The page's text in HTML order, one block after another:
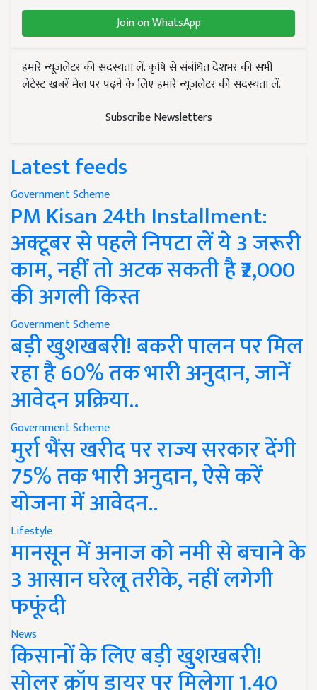
Join on WhatsApp
हमारे न्यूज़लेटर की सदस्यता लें. कृषि से संबंधित देशभर की सभी
लेटेस्ट ख़बरें मेल पर पढ़ने के लिए हमारे न्यूज़लेटर की सदस्यता लें.
Subscribe Newsletters
Latest feeds
Government Scheme
PM Kisan 24th Installment:
अक्टूबर से पहले निपटा लें ये 3 जरूरी
काम, नहीं तो अटक सकती है ₹2,000
की अगली किस्त
Government Scheme
बड़ी खुशखबरी! बकरी पालन पर मिल
रहा है 60% तक भारी अनुदान, जानें
आवेदन प्रक्रिया..
Government Scheme
मुर्रा भैंस खरीद पर राज्य सरकार देंगी
75% तक भारी अनुदान, ऐसे करें
योजना में आवेदन..
Lifestyle
मानसून में अनाज को नमी से बचाने के
3 आसान घरेलू तरीके, नहीं लगेगी
फफूंदी
News
किसानों के लिए बड़ी खुशखबरी!